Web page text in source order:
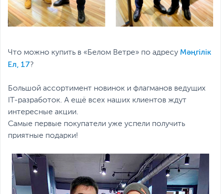
Что можно купить в «Белом Ветре» по адресу Мәңгілік
Ел, 17?
Большой ассортимент новинок и флагманов ведущих
IT-разработок. А ещё всех наших клиентов ждут
интересные акции.
Самые первые покупатели уже успели получить
приятные подарки!